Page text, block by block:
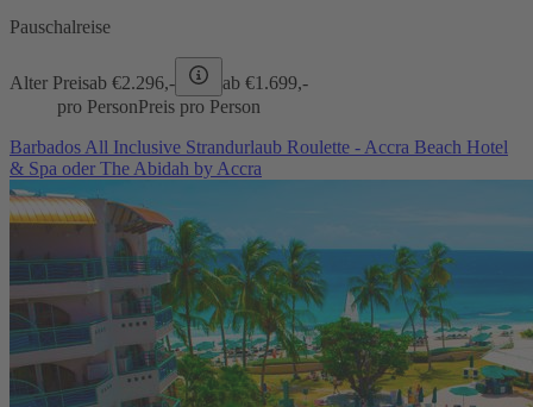
Pauschalreise
Alter Preisab €2.296,- ab €1.699,-
pro PersonPreis pro Person
Barbados All Inclusive Strandurlaub Roulette - Accra Beach Hotel
& Spa oder The Abidah by Accra